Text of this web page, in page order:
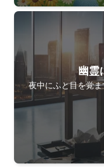
幽霊
夜中にふと目を覚